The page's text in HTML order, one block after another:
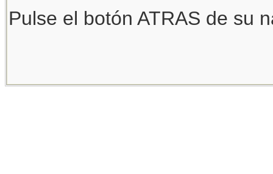
Pulse el botón ATRAS de su